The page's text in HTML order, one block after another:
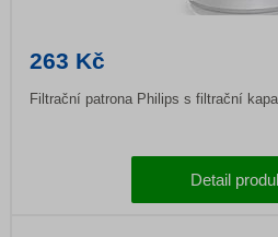
263 Kč
Filtrační patrona Philips s filtrační
Detail